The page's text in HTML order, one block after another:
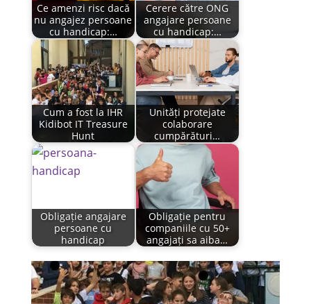
Ce amenzi risc dacă
nu angajez persoane
cu handicap:…
Cerere către ONG
angajare persoane
cu handicap:…
Cum a fost la IHR
Kidibot IT Treasure
Hunt
Unități protejate
colaborare
cumpărături…
Obligație angajare
persoane cu
handicap
Obligație pentru
companiile cu 50+
angajați sa aiba…